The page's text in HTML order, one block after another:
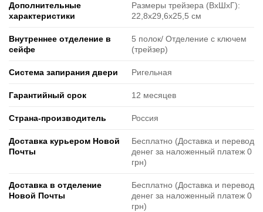
Дополнительные
характеристики
Размеры трейзера (ВхШхГ):
22,8x29,6х25,5 см
Внутреннее отделение в
сейфе
5 полок/ Отделение с ключем
(трейзер)
Система запирания двери Ригельная
Гарантийный срок 12 месяцев
Страна-производитель Россия
Доставка курьером Новой
Почты
Бесплатно (Доставка и перевод
денег за наложенный платеж 0
грн)
Доставка в отделение
Новой Почты
Бесплатно (Доставка и перевод
денег за наложенный платеж 0
грн)